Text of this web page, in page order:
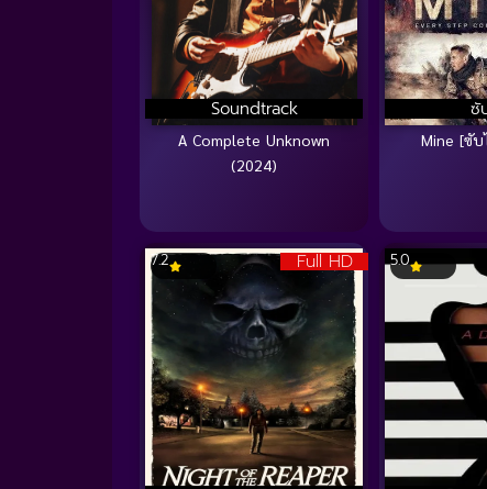
Soundtrack
A Complete Unknown
(2024)
ซั
Mine [ซั
Full HD
7.2 5.0